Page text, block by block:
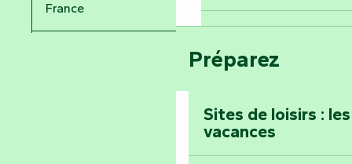
Voyagez dans le
Maillezais
Montez au
Tout l'agenda
Préparez
Sites de loisirs :
vacances
France